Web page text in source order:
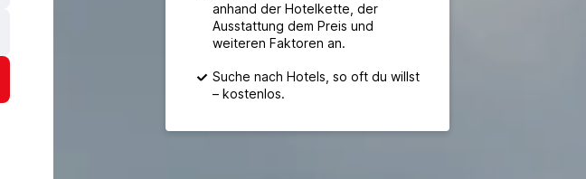
anhand der Hotelkette, der
Ausstattung dem Preis und
weiteren Faktoren an.
Suche nach Hotels, so oft du willst
– kostenlos.